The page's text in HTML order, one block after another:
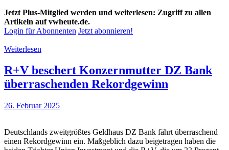
Jetzt Plus-Mitglied werden und weiterlesen: Zugriff zu allen
Artikeln auf vwheute.de.
Login für Abonnenten Jetzt abonnieren!
Weiterlesen
R+V beschert Konzernmutter DZ Bank
überraschenden Rekordgewinn
26. Februar 2025
Deutschlands zweitgrößtes Geldhaus DZ Bank fährt überraschend
einen Rekordgewinn ein. Maßgeblich dazu beigetragen haben die